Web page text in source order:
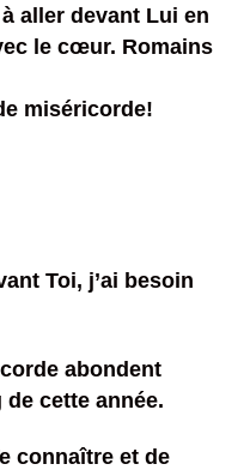
aller devant Lui en
le cœur. Romains
miséricorde!
Toi, j’ai besoin
abondent
cette année.
connaître et de